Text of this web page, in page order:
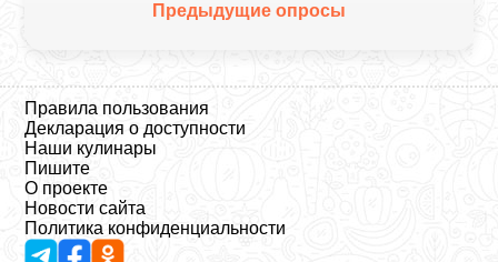
Предыдущие опросы
Правила пользования
Декларация о доступности
Наши кулинары
Пишите
О проекте
Новости сайта
Политика конфиденциальности